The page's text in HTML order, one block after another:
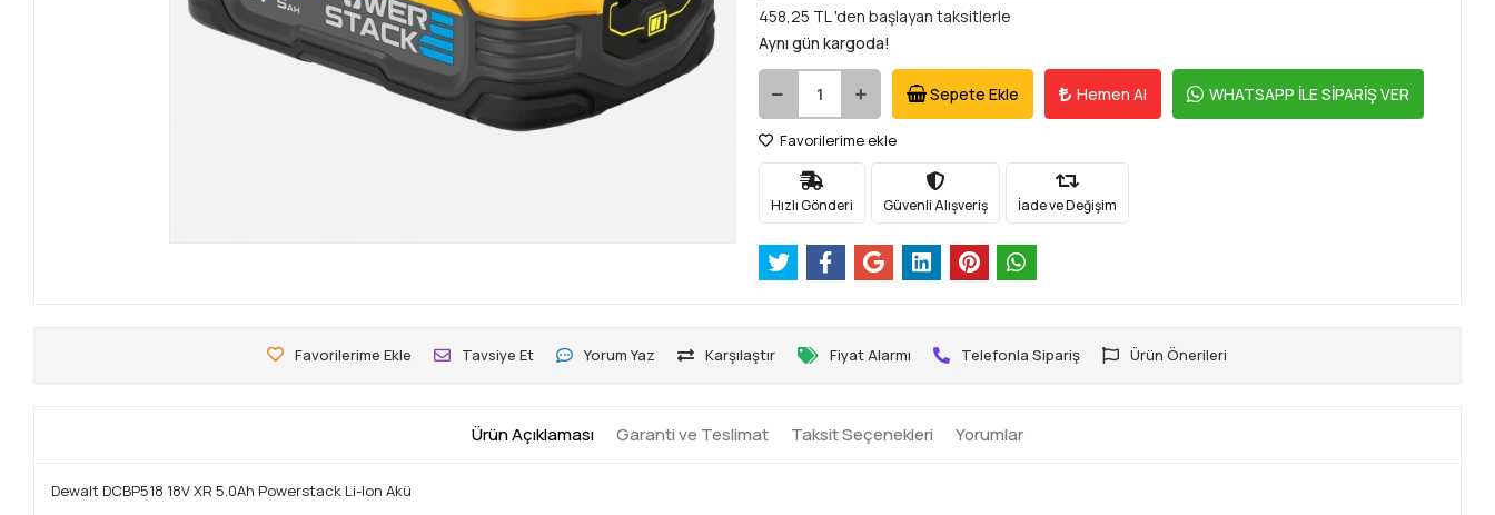
458,25 TL 'den başlayan taksitlerle
Aynı gün kargoda!
Sepete Ekle Hemen Al WHATSAPP İLE SİPARİŞ VER
Favorilerime ekle
Hızlı Gönderi Güvenli Alışveriş İade ve Değişim
Favorilerime Ekle Tavsiye Et Yorum Yaz Karşılaştır Fiyat Alarmı Telefonla Sipariş Ürün Önerileri
Ürün Açıklaması Garanti ve Teslimat Taksit Seçenekleri Yorumlar
Dewalt DCBP518 18V XR 5.0Ah Powerstack Li-Ion Akü